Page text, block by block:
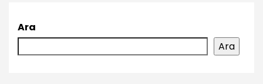
Ara
Ara